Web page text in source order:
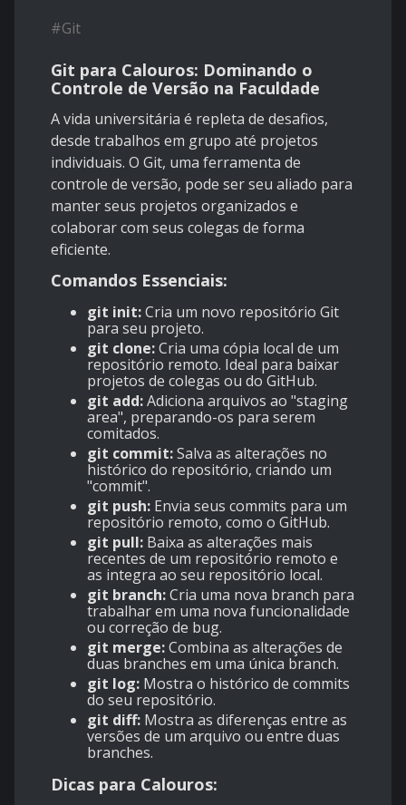
#Git
Git para Calouros: Dominando o
Controle de Versão na Faculdade
A vida universitária é repleta de desafios,
desde trabalhos em grupo até projetos
individuais. O Git, uma ferramenta de
controle de versão, pode ser seu aliado para
manter seus projetos organizados e
colaborar com seus colegas de forma
eficiente.
Comandos Essenciais:
git init:Cria um novo repositório Git
para seu projeto.
git clone:Cria uma cópia local de um
repositório remoto. Ideal para baixar
projetos de colegas ou do GitHub.
git add:Adiciona arquivos ao "staging
area", preparando-os para serem
comitados.
git commit:Salva as alterações no
histórico do repositório, criando um
"commit".
git push: Envia seus commits para um
repositório remoto, como o GitHub.
git pull: Baixa as alterações mais
recentes de um repositório remoto e
as integra ao seu repositório local.
git branch:Cria uma nova branch para
trabalhar em uma nova funcionalidade
ou correção de bug.
git merge:Combina as alterações de
duas branches em uma única branch.
git log: Mostra o histórico de commits
do seu repositório.
git diff: Mostra as diferenças entre as
versões de um arquivo ou entre duas
branches.
Dicas para Calouros: